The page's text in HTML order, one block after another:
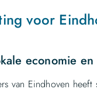
voor
economie
van Eindhoven heeft